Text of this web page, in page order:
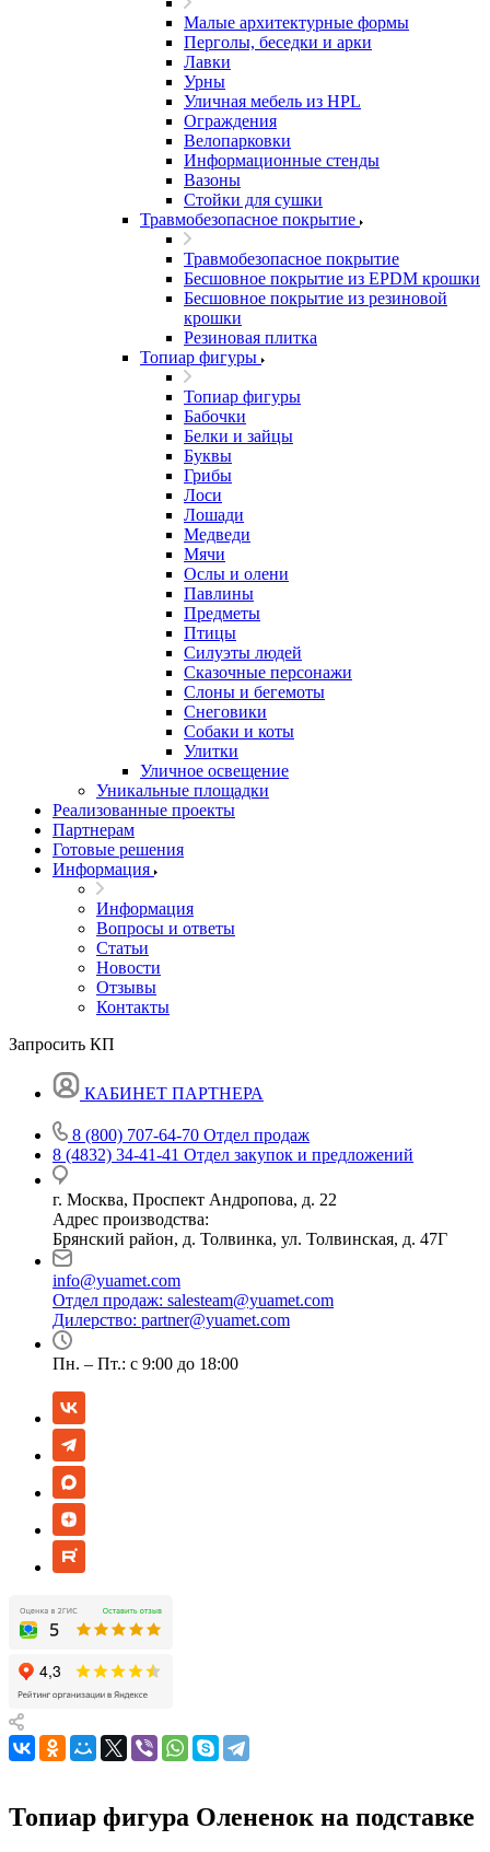
Малые архитектурные формы
Перголы, беседки и арки
Лавки
Урны
Уличная мебель из HPL
Ограждения
Велопарковки
Информационные стенды
Вазоны
Стойки для сушки
Травмобезопасное покрытие
Травмобезопасное покрытие
Бесшовное покрытие из EPDM крошки
Бесшовное покрытие из резиновой
крошки
Резиновая плитка
Топиар фигуры
Топиар фигуры
Бабочки
Белки и зайцы
Буквы
Грибы
Лоси
Лошади
Медведи
Мячи
Ослы и олени
Павлины
Предметы
Птицы
Силуэты людей
Сказочные персонажи
Слоны и бегемоты
Снеговики
Собаки и коты
Улитки
Уличное освещение
Уникальные площадки
Реализованные проекты
Партнерам
Готовые решения
Информация
Информация
Вопросы и ответы
Статьи
Новости
Отзывы
Контакты
Запросить КП
КАБИНЕТ ПАРТНЕРА
8 (800) 707-64-70 Отдел продаж
8 (4832) 34-41-41 Отдел закупок и предложений
г. Москва, Проспект Андропова, д. 22
Адрес производства:
Брянский район, д. Толвинка, ул. Толвинская, д. 47Г
info@yuamet.com
Отдел продаж: salesteam@yuamet.com
Дилерство: partner@yuamet.com
Пн. – Пт.: с 9:00 до 18:00
Топиар фигура Олененок на подставке